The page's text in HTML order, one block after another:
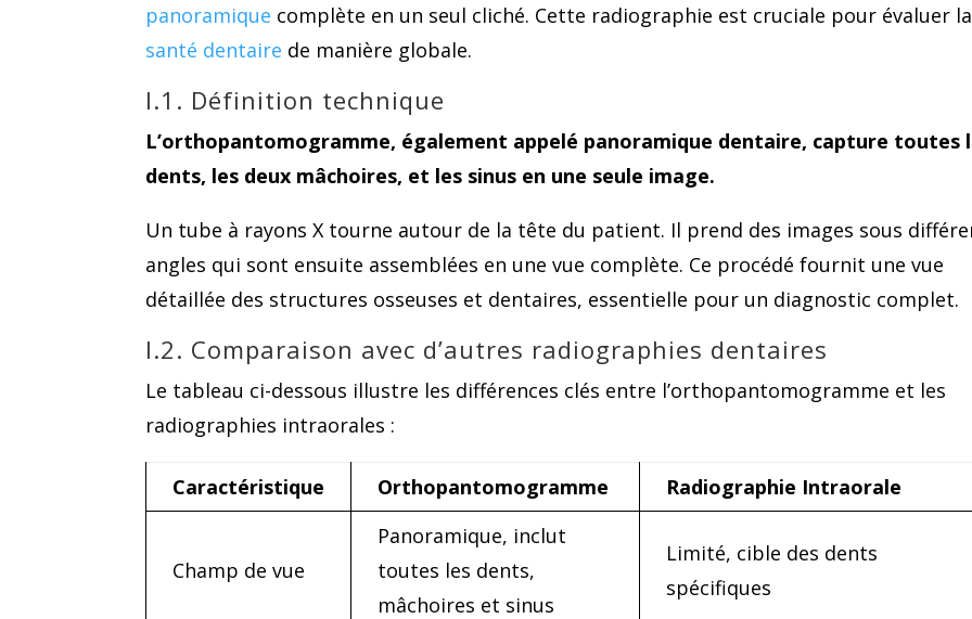
panoramique complète en un seul cliché. Cette radiographie est cruciale pour évaluer la
santé dentaire de manière globale.
I.1. Définition technique
L’orthopantomogramme, également appelé panoramique dentaire, capture toutes
dents, les deux mâchoires, et les sinus en une seule image.
Un tube à rayons X tourne autour de la tête du patient. Il prend des images sous
angles qui sont ensuite assemblées en une vue complète. Ce procédé fournit une vue
détaillée des structures osseuses et dentaires, essentielle pour un diagnostic complet.
I.2. Comparaison avec d’autres radiographies dentaires
Le tableau ci-dessous illustre les différences clés entre l’orthopantomogramme et les
radiographies intraorales :
Caractéristique Orthopantomogramme Radiographie Intraorale
Champ de vue
Panoramique, inclut
toutes les dents,
mâchoires et sinus
Limité, cible des dents
spécifiques